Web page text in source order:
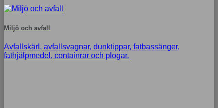
Miljö och avfall
Avfallskärl, avfallsvagnar, dunktippar, fatbassänger,
fathjälpmedel, containrar och plogar.